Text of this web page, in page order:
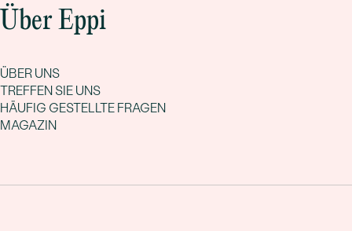
Über Eppi
ÜBER UNS
TREFFEN SIE UNS
HÄUFIG GESTELLTE FRAGEN
MAGAZIN